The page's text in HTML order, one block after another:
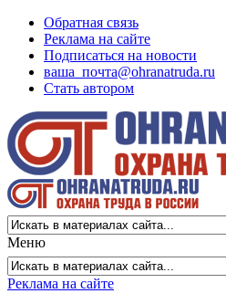
Обратная связь
Реклама на сайте
Подписаться на новости
ваша_почта@ohranatruda.ru
Стать автором
Меню
Реклама на сайте